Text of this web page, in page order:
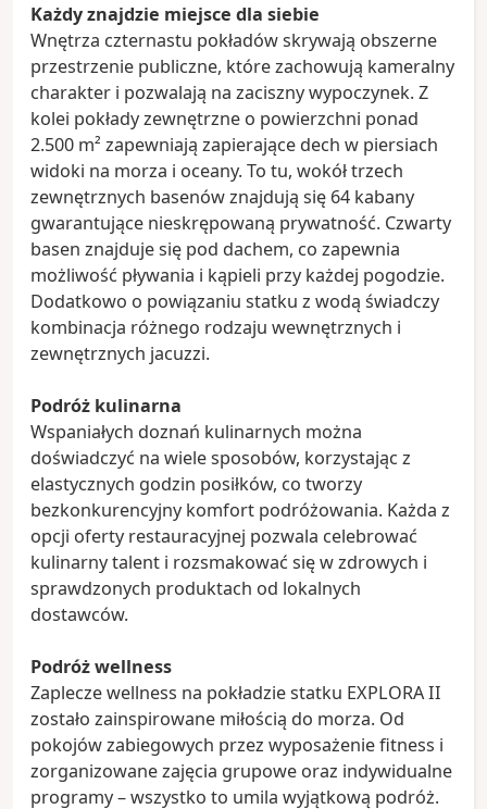
Każdy znajdzie miejsce dla siebie
Wnętrza czternastu pokładów skrywają obszerne
przestrzenie publiczne, które zachowują kameralny
charakter i pozwalają na zaciszny wypoczynek. Z
kolei pokłady zewnętrzne o powierzchni ponad
2.500 m² zapewniają zapierające dech w piersiach
widoki na morza i oceany. To tu, wokół trzech
zewnętrznych basenów znajdują się 64 kabany
gwarantujące nieskrępowaną prywatność. Czwarty
basen znajduje się pod dachem, co zapewnia
możliwość pływania i kąpieli przy każdej pogodzie.
Dodatkowo o powiązaniu statku z wodą świadczy
kombinacja różnego rodzaju wewnętrznych i
zewnętrznych jacuzzi.
Podróż kulinarna
Wspaniałych doznań kulinarnych można
doświadczyć na wiele sposobów, korzystając z
elastycznych godzin posiłków, co tworzy
bezkonkurencyjny komfort podróżowania. Każda z
opcji oferty restauracyjnej pozwala celebrować
kulinarny talent i rozsmakować się w zdrowych i
sprawdzonych produktach od lokalnych
dostawców.
Podróż wellness
Zaplecze wellness na pokładzie statku EXPLORA II
zostało zainspirowane miłością do morza. Od
pokojów zabiegowych przez wyposażenie fitness i
zorganizowane zajęcia grupowe oraz indywidualne
programy – wszystko to umila wyjątkową podróż.